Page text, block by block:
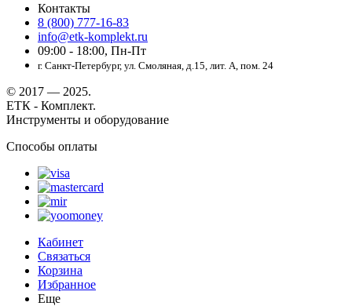
Контакты
8 (800) 777-16-83
info@etk-komplekt.ru
09:00 - 18:00, Пн-Пт
г. Санкт-Петербург, ул. Смоляная, д.15, лит. А, пом. 24
© 2017 — 2025.
ЕТК - Комплект.
Инструменты и оборудование
Способы оплаты
Кабинет
Связаться
Корзина
Избранное
Еще